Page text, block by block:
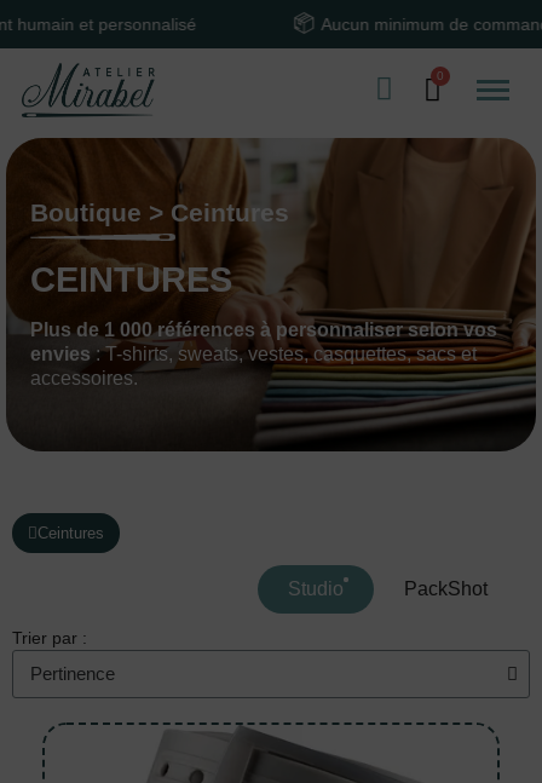
Aucun minimum de commande
Boutique > Ceintures
CEINTURES
Plus de 1 000 références à personnaliser selon vos
envies : T-shirts, sweats, vestes, casquettes, sacs et
accessoires.
Ceintures
Studio PackShot
Trier par :